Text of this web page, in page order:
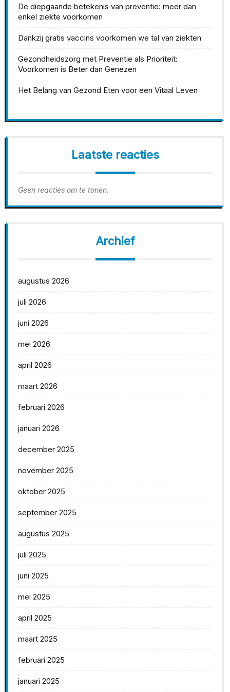
De diepgaande betekenis van preventie: meer dan
enkel ziekte voorkomen
Dankzij gratis vaccins voorkomen we tal van ziekten
Gezondheidszorg met Preventie als Prioriteit:
Voorkomen is Beter dan Genezen
Het Belang van Gezond Eten voor een Vitaal Leven
Laatste reacties
Geen reacties om te tonen.
Archief
augustus 2026
juli 2026
juni 2026
mei 2026
april 2026
maart 2026
februari 2026
januari 2026
december 2025
november 2025
oktober 2025
september 2025
augustus 2025
juli 2025
juni 2025
mei 2025
april 2025
maart 2025
februari 2025
januari 2025